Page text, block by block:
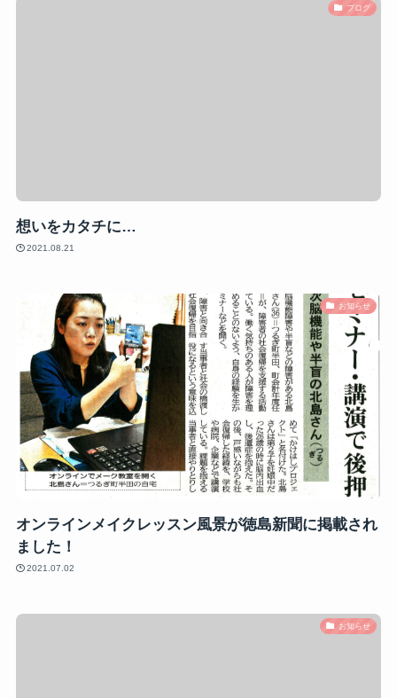
ブログ
想いをカタチに…
2021.08.21
お知らせ
オンラインメイクレッスン風景が徳島新聞に掲載され
ました！
2021.07.02
お知らせ